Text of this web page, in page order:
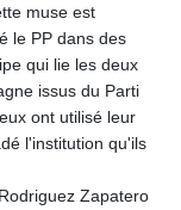
muse est
le PP dans des
qui lie les deux
issus du Parti
ont utilisé leur
l'institution qu'ils
Zapatero